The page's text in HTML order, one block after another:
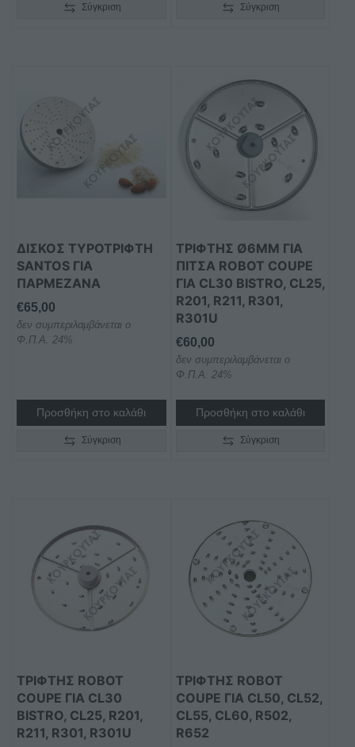
Σύγκριση Σύγκριση
ΔΊΣΚΟΣ ΤΥΡΟΤΡΊΦΤΗ
SANTOS ΓΙΑ
ΠΑΡΜΕΖΆΝΑ
€65,00
δεν συμπεριλαμβάνεται ο
Φ.Π.Α. 24%
Προσθήκη στο καλάθι
Σύγκριση
ΤΡΊΦΤΗΣ Ø6MM ΓΙΑ
ΠΊΤΣΑ ROBOT COUPE
ΓΙΑ CL30 BISTRO, CL25,
R201, R211, R301,
R301U
€60,00
δεν συμπεριλαμβάνεται ο
Φ.Π.Α. 24%
Προσθήκη στο καλάθι
Σύγκριση
ΤΡΊΦΤΗΣ ROBOT
COUPE ΓΙΑ CL30
BISTRO, CL25, R201,
R211, R301, R301U
προϊόν
έχει
πολλαπλές
παραλλαγές.
να
επιλεγούν
στη
σελίδα
ΤΡΊΦΤΗΣ ROBOT
COUPE ΓΙΑ CL50, CL52,
CL55, CL60, R502,
R652
προϊόν
έχει
πολλαπλές
παραλλαγές.
να
επιλεγούν
στη
σελίδα